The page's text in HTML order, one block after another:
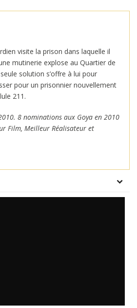
visite la prison dans laquelle il
mutinerie explose au Quartier de
solution s’offre à lui pour
pour un prisonnier nouvellement
211.
8 nominations aux Goya en 2010
Film, Meilleur Réalisateur et